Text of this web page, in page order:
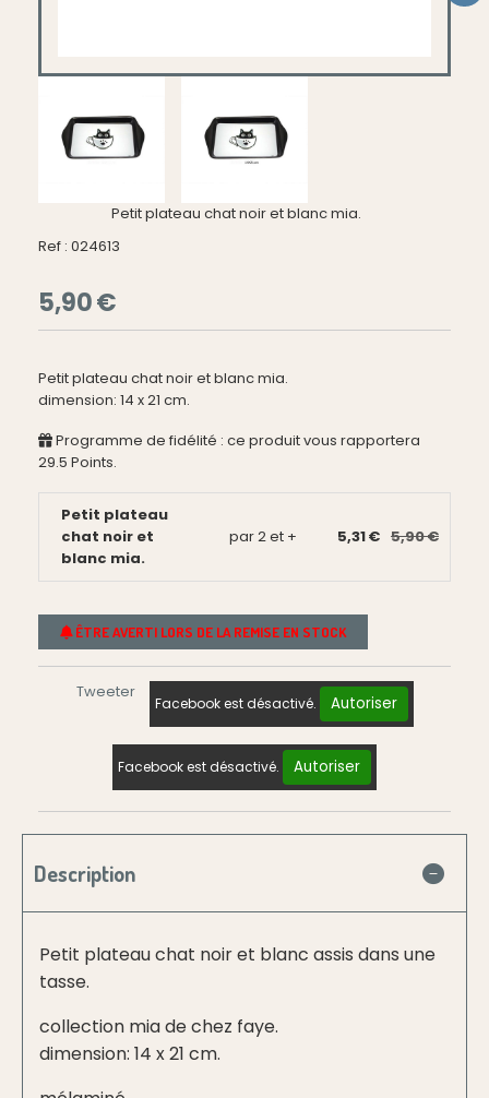
Petit plateau chat noir et blanc mia.
Ref : 024613
5,90€
Petit plateau chat noir et blanc mia.
dimension: 14 x 21 cm.
Programme de fidélité : ce produit vous rapportera
29.5 Points.
Petit plateau
chat noir et
blanc mia.
par 2 et + 5,31 € 5,90 €
ÊTRE AVERTI LORS DE LA REMISE EN STOCK
Tweeter
Facebook est désactivé. Autoriser
Facebook est désactivé. Autoriser
Description
Petit plateau chat noir et blanc assis dans une
tasse.
collection mia de chez faye.
dimension: 14 x 21 cm.